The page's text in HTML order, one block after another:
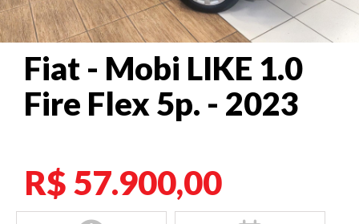
Fiat - Mobi LIKE 1.0
Fire Flex 5p. - 2023
R$ 57.900,00